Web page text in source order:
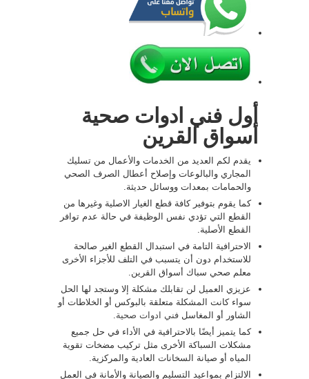
أول فني ادوات صحية
أسواق القرين
يقدم لكم العديد من الخدمات والأعمال من تسليك
المجاري والبالوعات وإصلاح أعطال الصرف الصحي
والحمامات بمعدات ووسائل حديثة.
كما يقوم بتوفير كافة قطع الغيار الاصلية وغيرها من
القطع التي تؤدي نفس الوظيفة في حالة عدم توافر
القطع الأصلية.
الاحترافية التامة في استبدال القطع الغير صالحة
للاستخدام دون أن يتسبب في التلف للأجزاء الأخرى
معلم صحي سباك أسواق القرين.
عزيزي العميل لن تقابلك مشكلة إلا وستجد لها الحل
سواء كانت المشكلة متعلقة بالبوكس أو الخلاطات أو
الشاور أو المغاسل فني ادوات صحية.
كما يتميز أيضًا بالاحترافية في الأداء في حل جميع
مشكلات السباكة الأخرى مثل تركيب مضخات تقوية
المياه أو صيانة السخانات العادية والمركزية.
الالتزام بمواعيد التسليم والصيانة والأمانة في العمل